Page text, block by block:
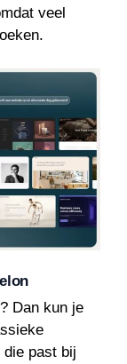
veel
Dan kun je
past bij